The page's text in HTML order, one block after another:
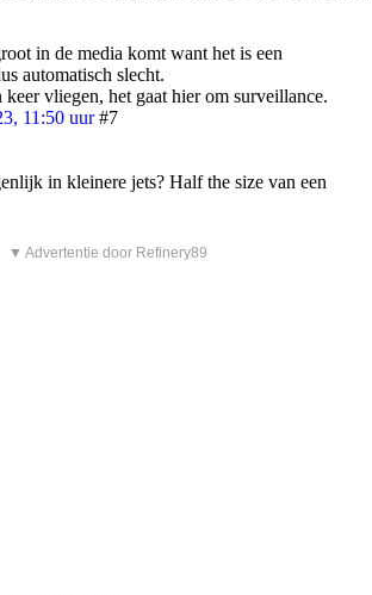
in de media komt want het is een
automatisch slecht.
keer vliegen, het gaat hier om surveillance.
11:50 uur #7
in kleinere jets? Half the size van een
▼ Advertentie door Refinery89